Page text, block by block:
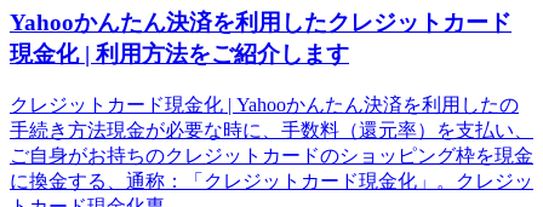
Yahooかんたん決済を利用したクレジットカード
現金化 | 利用方法をご紹介します
クレジットカード現金化 | Yahooかんたん決済を利用したの
手続き方法現金が必要な時に、手数料（還元率）を支払い、
ご自身がお持ちのクレジットカードのショッピング枠を現金
に換金する、通称：「クレジットカード現金化」。クレジッ